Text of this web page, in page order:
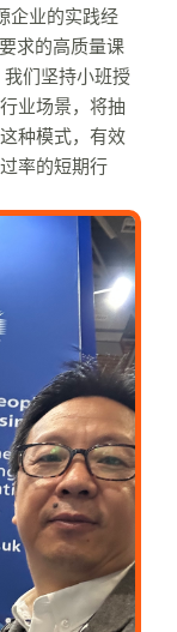
企业的实践经
求的高质量课
我们坚持小班授
业场景，将抽
种模式，有效
率的短期行